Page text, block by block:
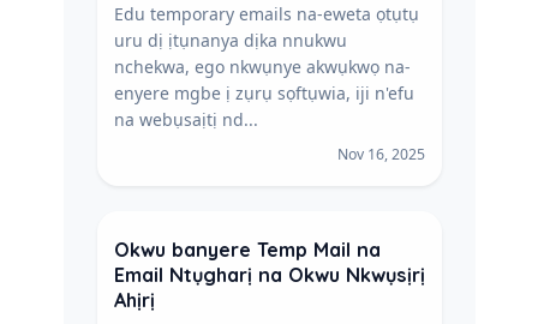
Edu temporary emails na-eweta ọtụtụ
uru dị ịtụnanya dịka nnukwu
nchekwa, ego nkwụnye akwụkwọ na-
enyere mgbe ị zụrụ sọftụwia, iji n'efu
na webụsaịtị nd...
Nov 16, 2025
Okwu banyere Temp Mail na
Email Ntụgharị na Okwu Nkwụsịrị
Ahịrị